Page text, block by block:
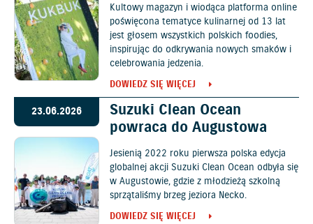
Kultowy magazyn i wiodąca platforma online
poświęcona tematyce kulinarnej od 13 lat
jest głosem wszystkich polskich foodies,
inspirując do odkrywania nowych smaków i
celebrowania jedzenia.
DOWIEDZ SIĘ WIĘCEJ
23.06.2026
Suzuki Clean Ocean
powraca do Augustowa
Jesienią 2022 roku pierwsza polska edycja
globalnej akcji Suzuki Clean Ocean odbyła się
w Augustowie, gdzie z młodzieżą szkolną
sprzątaliśmy brzeg jeziora Necko.
DOWIEDZ SIĘ WIĘCEJ